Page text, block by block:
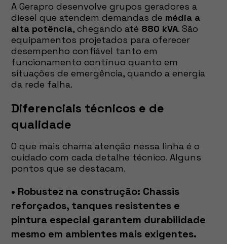
A Gerapro desenvolve grupos geradores a
diesel que atendem demandas de média a
alta potência, chegando até 880 kVA. São
equipamentos projetados para oferecer
desempenho confiável tanto em
funcionamento contínuo quanto em
situações de emergência, quando a energia
da rede falha.
Diferenciais técnicos e de
qualidade
O que mais chama atenção nessa linha é o
cuidado com cada detalhe técnico. Alguns
pontos que se destacam.
• Robustez na construção: Chassis
reforçados, tanques resistentes e
pintura especial garantem durabilidade
mesmo em ambientes mais exigentes.